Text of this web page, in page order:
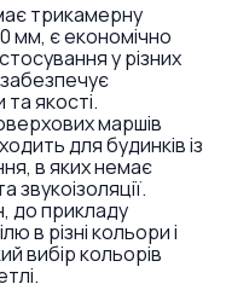
трикамерну
мм, є економічно
у різних
якості.
маршів
для будинків із
в яких немає
до прикладу
в різні кольори і
вибір кольорів